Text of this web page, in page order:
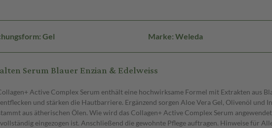
Gel Marke: Weleda
Serum Blauer Enzian & Edelweiss
Active Complex Serum enthält eine hochwirksame Formel mit Extrakten aus
und stärken die Hautbarriere. Ergänzend sorgen Aloe Vera Gel, Olivenöl und
aus ätherischen Ölen. Wie wird das Collagen+ Active Complex Serum
eingezogen ist. Anschließend die gewohnte Pflege auftragen. Hinweise für